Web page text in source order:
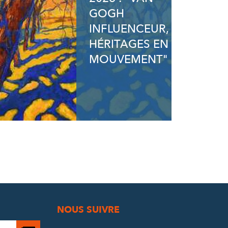
GOGH
INFLUENCEUR,
HÉRITAGES EN
MOUVEMENT"
NOUS SUIVRE